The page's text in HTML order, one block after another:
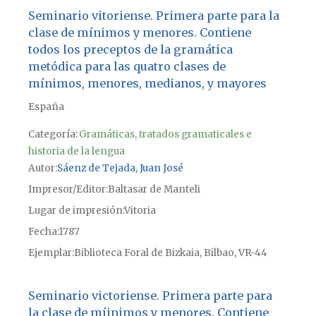
Seminario vitoriense. Primera parte para la
clase de mínimos y menores. Contiene
todos los preceptos de la gramática
metódica para las quatro clases de
mínimos, menores, medianos, y mayores
España
Categoría:Gramáticas, tratados gramaticales e
historia de la lengua
Autor Sáenz de Tejada, Juan José
Impresor/Editor Baltasar de Manteli
Lugar de impresiónVitoria
Fecha1787
Ejemplar Biblioteca Foral de Bizkaia, Bilbao, VR-44
Seminario victoriense. Primera parte para
la clase de míinimos y menores. Contiene